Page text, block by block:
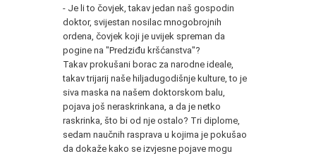
- Je li to čovjek, takav jedan naš gospodin
doktor, svijestan nosilac mnogobrojnih
ordena, čovjek koji je uvijek spreman da
pogine na "Predziđu kršćanstva"?
Takav prokušani borac za narodne ideale,
takav trijarij naše hiljadugodišnje kulture, to je
siva maska na našem doktorskom balu,
pojava još neraskrinkana, a da je netko
raskrinka, što bi od nje ostalo? Tri diplome,
sedam naučnih rasprava u kojima je pokušao
da dokaže kako se izvjesne pojave mogu